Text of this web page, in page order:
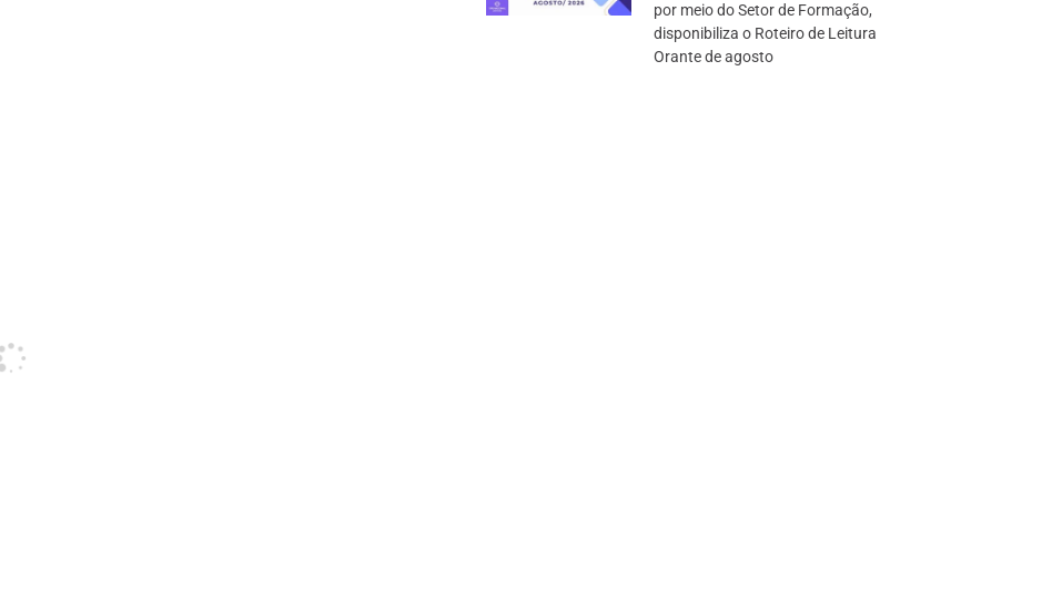
por meio do Setor de Formação,
disponibiliza o Roteiro de Leitura
Orante de agosto